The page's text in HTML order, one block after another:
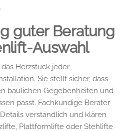
guter Beratung
Auswahl
Herzstück jeder
Sie stellt sicher, dass
baulichen Gegebenheiten und
passt. Fachkundige Berater
verständlich und klären
Plattformlifte oder Stehlifte